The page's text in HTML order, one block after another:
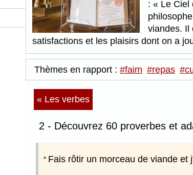
:
Le Ciel
viandes. Il
satisfactions et les plaisirs dont on a
Thèmes en rapport : #faim #repas
« Les verbes
2 - Découvrez 60 proverbes et
Fais rôtir un morceau de viande et